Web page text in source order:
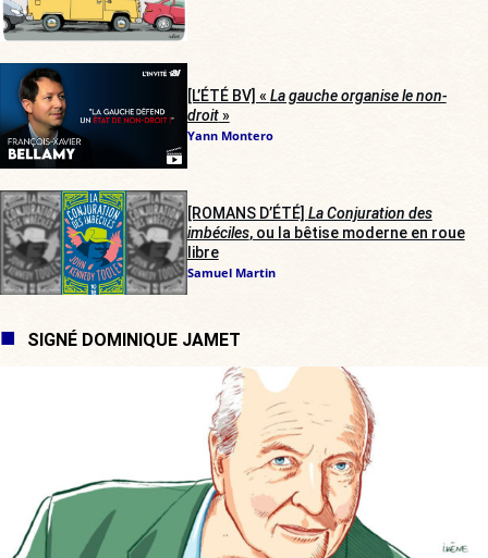
[L’ÉTÉ BV] « La gauche organise le non-
droit»
Yann Montero
[ROMANS D’ÉTÉ] La Conjuration des
imbéciles, ou la bêtise moderne en roue
libre
Samuel Martin
SIGNÉ DOMINIQUE JAMET